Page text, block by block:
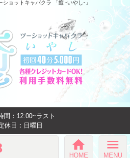
ョットキャバクラ 「癒 -いやし‐」
間：12:00~ラスト
休日：日曜日
home
HOME
menu
MENU